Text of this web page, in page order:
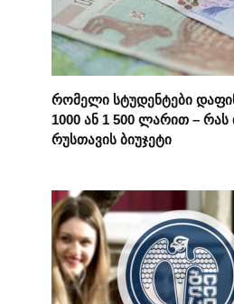
რომელი სტუდენტები
1000 ან 1 500 ლარით – რას
რუსთავის ბიუჯეტი